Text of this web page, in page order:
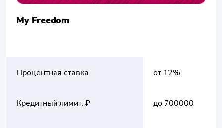
My Freedom
Процентная ставка от 12%
Кредитный лимит, ₽ до 700000